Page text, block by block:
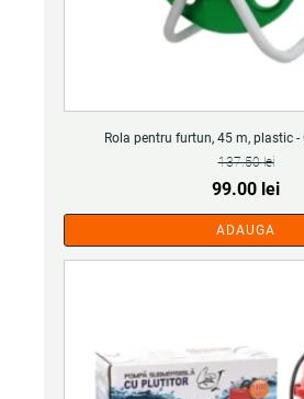
Rola pentru furtun, 45 m, plastic -
137.50lei
Prețul
inițial
a
99.00 lei
ADAUGA